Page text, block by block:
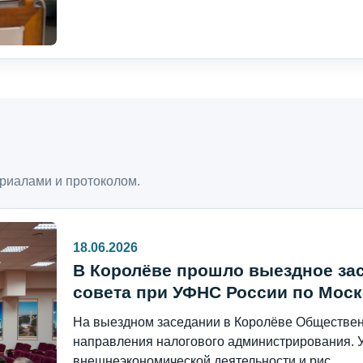
и протоколом.
18.06.2026
В Королёве прошло выездное
совета при УФНС России по
На выездном заседании в Королёве
направления налогового администрирования.